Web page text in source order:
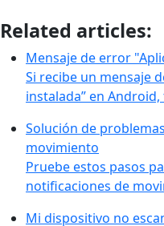
Related articles:
Mensaje de error
Si recibe un mensaje
instalada” en
Solución de
movimiento
Pruebe estos pasos
notificaciones de
Mi dispositivo no